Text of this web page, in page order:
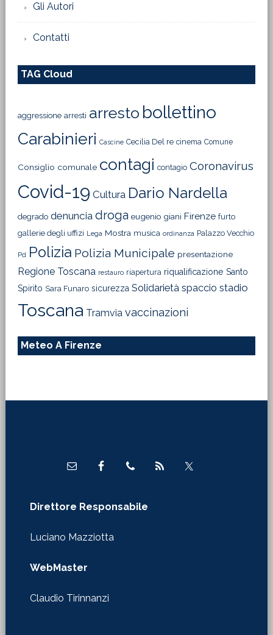
Gli Autori
Contatti
TAG Cloud
aggressione arresti arresto bollettino
Carabinieri Cascine Cecilia Del re cinema Comune
Consiglio comunale contagi contagio Coronavirus
Covid-19 Cultura Dario Nardella
degrado denuncia droga eugenio giani Firenze furto
gallerie degli uffizi Lega Mostra musica ordinanza Palazzo Vecchio
Pd Polizia Polizia Municipale presentazione
Regione Toscana restauro riapertura riqualificazione Santo
Spirito Sara Funaro sicurezza Solidarietà spaccio stadio
Toscana Tramvia vaccinazioni
Meteo A Firenze
Direttore Responsabile
Luciano Mazziotta
WebMaster
Claudio Tirinnanzi